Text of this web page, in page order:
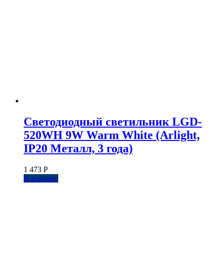
Светодиодный светильник LGD-
520WH 9W Warm White (Arlight,
IP20 Металл, 3 года)
1 473 Р
В корзину